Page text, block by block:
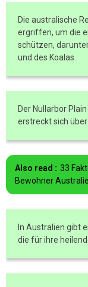
Die australische
ergriffen, um die
schützen,
und des Koalas.
Der Nullarbor
erstreckt sich
Also read : 33
Bewohner
In Australien gibt
die für ihre